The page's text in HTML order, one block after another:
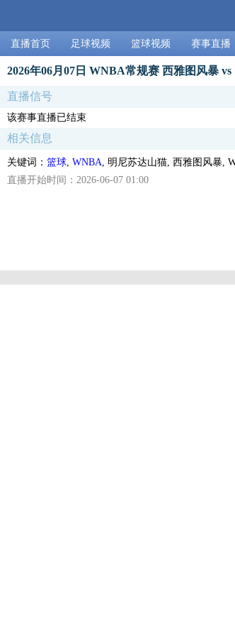
直播首页 足球视频 篮球视频 赛事直播
2026年06月07日 WNBA常规赛 西雅图风暴
直播信号
该赛事直播已结束
相关信息
关键词： 篮球 WNBA , 明尼苏达山猫, 西雅图风暴,
直播开始时间：2026-06-07 01:00